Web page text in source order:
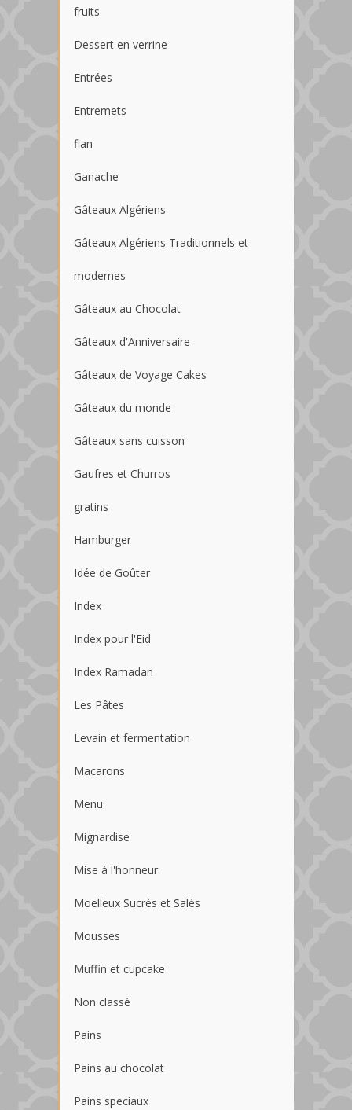
fruits
Dessert en verrine
Entrées
Entremets
flan
Ganache
Gâteaux Algériens
Gâteaux Algériens Traditionnels et
modernes
Gâteaux au Chocolat
Gâteaux d'Anniversaire
Gâteaux de Voyage Cakes
Gâteaux du monde
Gâteaux sans cuisson
Gaufres et Churros
gratins
Hamburger
Idée de Goûter
Index
Index pour l'Eid
Index Ramadan
Les Pâtes
Levain et fermentation
Macarons
Menu
Mignardise
Mise à l'honneur
Moelleux Sucrés et Salés
Mousses
Muffin et cupcake
Non classé
Pains
Pains au chocolat
Pains speciaux